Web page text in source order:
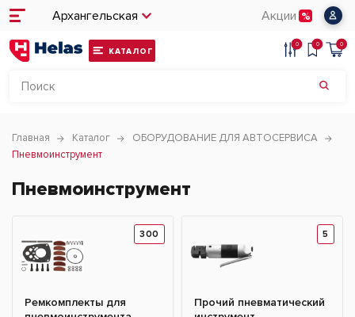
Архангельская Акции
КАТАЛОГ
0 0 0
Главная Каталог
ОБОРУДОВАНИЕ ДЛЯ АВТОСЕРВИСА
Пневмоинструмент
Пневмоинструмент
300
Ремкомплекты для
5
Прочий пневматический